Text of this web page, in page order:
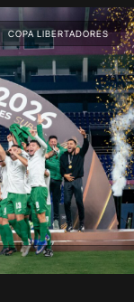
COPA LIBERTADORES